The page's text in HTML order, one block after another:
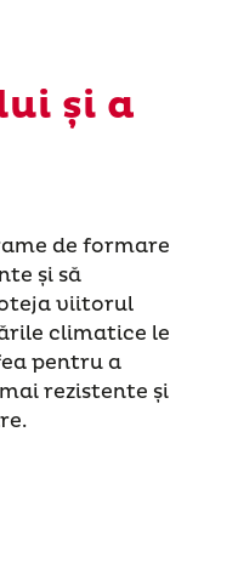
și a
de formare
și să
viitorul
climatice le
pentru a
rezistente și